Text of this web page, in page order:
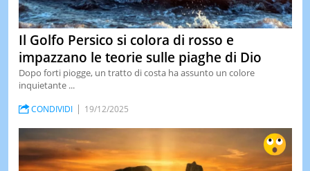
Il Golfo Persico si colora di rosso e
impazzano le teorie sulle piaghe di Dio
Dopo forti piogge, un tratto di costa ha assunto un colore
inquietante ...
CONDIVIDI 19/12/2025